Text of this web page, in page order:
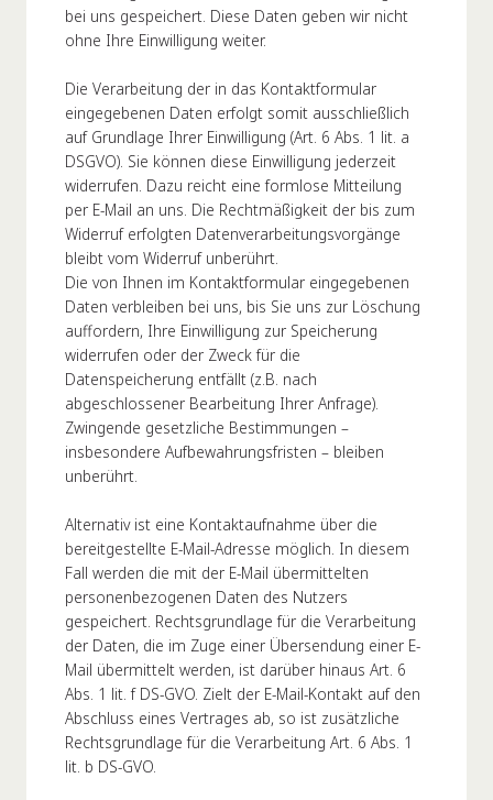
bei uns gespeichert. Diese Daten geben wir nicht
ohne Ihre Einwilligung weiter.
Die Verarbeitung der in das Kontaktformular
eingegebenen Daten erfolgt somit ausschließlich
auf Grundlage Ihrer Einwilligung (Art. 6 Abs. 1 lit. a
DSGVO). Sie können diese Einwilligung jederzeit
widerrufen. Dazu reicht eine formlose Mitteilung
per E-Mail an uns. Die Rechtmäßigkeit der bis zum
Widerruf erfolgten Datenverarbeitungsvorgänge
bleibt vom Widerruf unberührt.
Die von Ihnen im Kontaktformular eingegebenen
Daten verbleiben bei uns, bis Sie uns zur Löschung
auffordern, Ihre Einwilligung zur Speicherung
widerrufen oder der Zweck für die
Datenspeicherung entfällt (z.B. nach
abgeschlossener Bearbeitung Ihrer Anfrage).
Zwingende gesetzliche Bestimmungen –
insbesondere Aufbewahrungsfristen – bleiben
unberührt.
Alternativ ist eine Kontaktaufnahme über die
bereitgestellte E-Mail-Adresse möglich. In diesem
Fall werden die mit der E-Mail übermittelten
personenbezogenen Daten des Nutzers
gespeichert. Rechtsgrundlage für die Verarbeitung
der Daten, die im Zuge einer Übersendung einer E-
Mail übermittelt werden, ist darüber hinaus Art. 6
Abs. 1 lit. f DS-GVO. Zielt der E-Mail-Kontakt auf den
Abschluss eines Vertrages ab, so ist zusätzliche
Rechtsgrundlage für die Verarbeitung Art. 6 Abs. 1
lit. b DS-GVO.